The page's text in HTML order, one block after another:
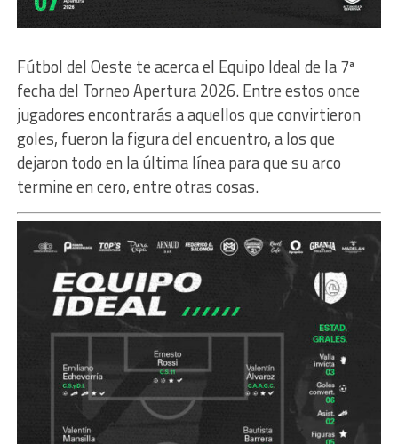
Fútbol del Oeste te acerca el Equipo Ideal de la 7ª
fecha del Torneo Apertura 2026. Entre estos once
jugadores encontrarás a aquellos que convirtieron
goles, fueron la figura del encuentro, a los que
dejaron todo en la última línea para que su arco
termine en cero, entre otras cosas.